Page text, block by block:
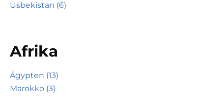
Usbekistan (6)
Afrika
Ägypten (13)
Marokko (3)